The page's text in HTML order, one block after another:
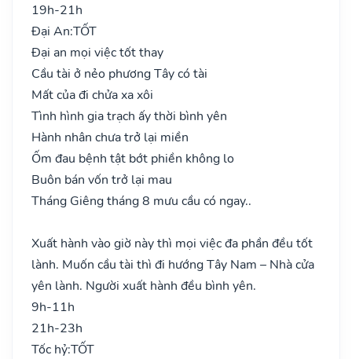
19h-21h
Đại An:TỐT
Đại an mọi việc tốt thay
Cầu tài ở nẻo phương Tây có tài
Mất của đi chửa xa xôi
Tình hình gia trạch ấy thời bình yên
Hành nhân chưa trở lại miền
Ốm đau bệnh tật bớt phiền không lo
Buôn bán vốn trở lại mau
Tháng Giêng tháng 8 mưu cầu có ngay..
Xuất hành vào giờ này thì mọi việc đa phần đều tốt
lành. Muốn cầu tài thì đi hướng Tây Nam – Nhà cửa
yên lành. Người xuất hành đều bình yên.
9h-11h
21h-23h
Tốc hỷ:TỐT